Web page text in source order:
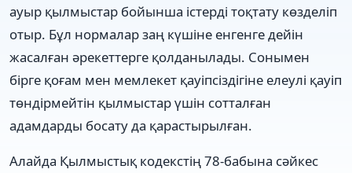
ауыр қылмыстар бойынша істерді тоқтату көзделіп
отыр. Бұл нормалар заң күшіне енгенге дейін
жасалған әрекеттерге қолданылады. Сонымен
бірге қоғам мен мемлекет қауіпсіздігіне елеулі қауіп
төндірмейтін қылмыстар үшін сотталған
адамдарды босату да қарастырылған.
Алайда Қылмыстық кодекстің 78-бабына сәйкес